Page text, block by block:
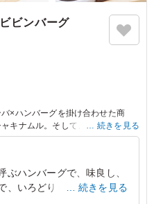
ビンバーグ
×ハンバーグを掛け合わせた商
キナムル。そして、お肉のうまみ
みください。
続きを見る
ぶハンバーグで、味良し、
、いろどりも良く、ライス
続きを見る